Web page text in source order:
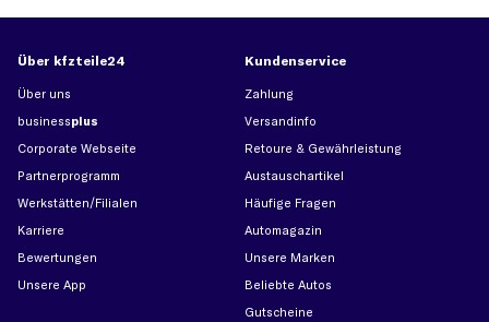
Über kfzteile24
Über uns
businessplus
Corporate Webseite
Partnerprogramm
Werkstätten/Filialen
Karriere
Bewertungen
Unsere App
Kundenservice
Zahlung
Versandinfo
Retoure & Gewährleistung
Austauschartikel
Häufige Fragen
Automagazin
Unsere Marken
Beliebte Autos
Gutscheine